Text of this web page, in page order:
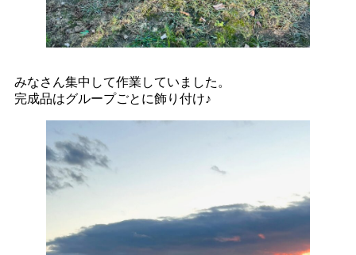
みなさん集中して作業していました。
完成品はグループごとに飾り付け♪